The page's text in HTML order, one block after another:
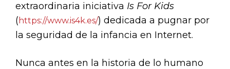
extraordinaria iniciativa Is For Kids
( https://www.is4k.es/) dedicada a pugnar por
la seguridad de la infancia en Internet.
Nunca antes en la historia de lo humano